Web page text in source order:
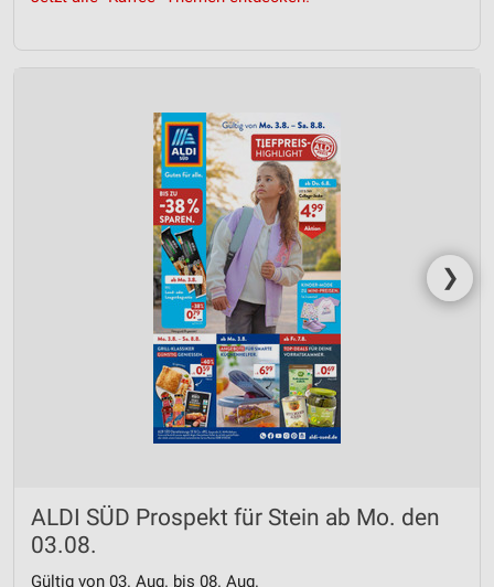
❯
ALDI SÜD Prospekt für Stein ab Mo. den
03.08.
Gültig von 03. Aug. bis 08. Aug.